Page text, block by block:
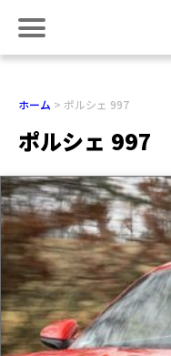
ホーム ポルシェ 997
ポルシェ 997